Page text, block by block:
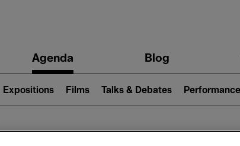
navigationAgenda Blog
Expositions Films Talks & Debates